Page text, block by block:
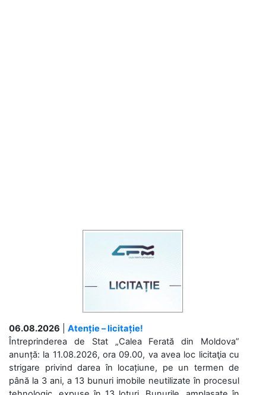
06.08.2026
Atenție – licitație!
Întreprinderea de Stat „Calea Ferată din Moldova”
anunță: la 11.08.2026, ora 09.00, va avea loc licitaţia cu
strigare privind darea în locațiune, pe un termen de
până la 3 ani, a 13 bunuri imobile neutilizate în procesul